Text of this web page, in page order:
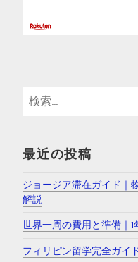
検
索
最近の投稿
ジョージア滞在ガイド｜
解説
世界一周の費用と準備｜
フィリピン留学完全ガイ